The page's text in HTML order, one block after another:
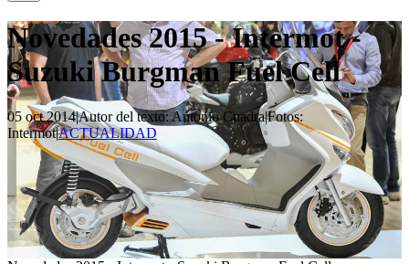
Novedades 2015 - Intermot -
Suzuki Burgman Fuel Cell
05 oct 2014|Autor del texto:Antonio Cuadra|Fotos:
Intermot|ACTUALIDAD